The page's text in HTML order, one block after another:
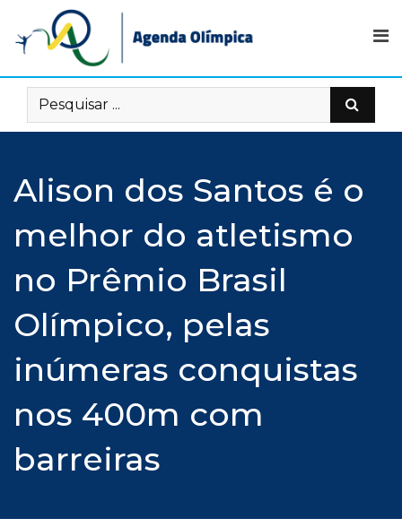
content
Alison dos Santos é o
melhor do atletismo
no Prêmio Brasil
Olímpico, pelas
inúmeras conquistas
nos 400m com
barreiras